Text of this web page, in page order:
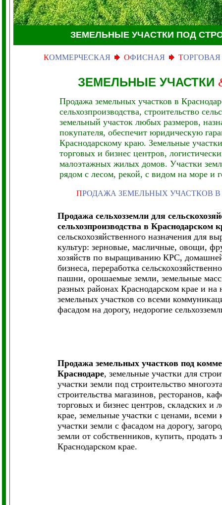
ЗЕМЕЛЬНЫЕ УЧАСТКИ ПОД
КОММЕРЧЕСКАЯ ОФИСНАЯ ТОРГОВАЯ
ЗЕМЕЛЬНЫЕ УЧАСТКИ
Продажа земельных участков в
сельхозпроизводства, строительство
земельный участок любых размеров,
покупателя, обеспечит юридическую
Краснодарскому краю. Земельные
торговых и бизнес центров,
малоэтажных жилых домов. Участки
рядом с лесом, рекой, с видом на море и
ПРОДАЖА ЗЕМЕЛЬНЫХ УЧАСТКОВ
Продажа сельхозземли для
сельхозпроизводства в Краснодарском
сельскохозяйственного назначения для
культур: зерновые, масличные, овощи,
хозяйств по выращиванию КРС,
бизнеса, переработка
пашни, орошаемые земли, земельные
разных районах Краснодарском крае и
земельных участков со всеми
фасадом на дорогу, недорогие
Продажа земельных участков под
Краснодаре, земельные участки для
участки земли под строительство
строительства магазинов, ресторанов,
торговых и бизнес центров, складских и
крае, земельные участки с ценами,
участки земли с фасадом на дорогу,
земли от собственников, купить,
Краснодарском крае.